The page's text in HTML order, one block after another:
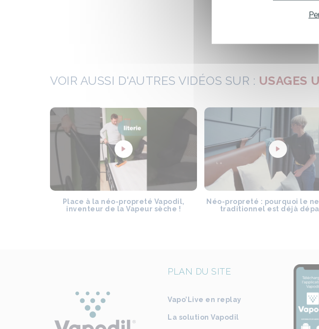
VOIR AUSSI D'AUTRES VIDÉOS SUR : USAGES
Place à la néo-propreté Vapodil,
inventeur de la Vapeur sèche !
Néo-propreté : pourquoi le
traditionnel est déjà
PLAN DU SITE
Vapo’Live en replay
La solution Vapodil